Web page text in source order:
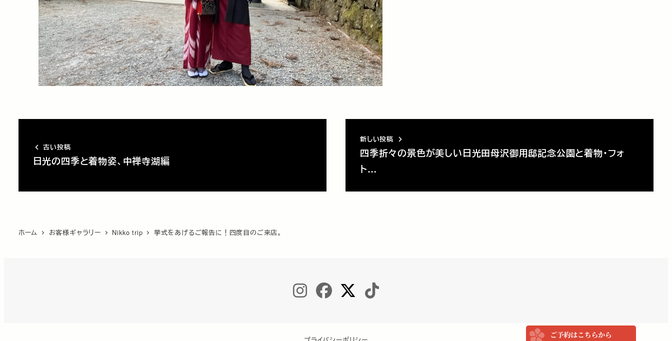
古い投稿
日光の四季と着物姿、中禅寺湖編
新しい投稿
四季折々の景色が美しい日光田母沢御用邸記念公園と着物・フォ
ト…
ホーム お客様ギャラリー Nikko trip 挙式をあげるご報告に！四度目のご来店。
INSTAGRAM
FACEBOOK
TWITTER